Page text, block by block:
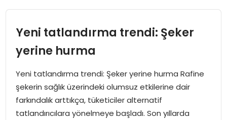
EKONOMI
SIYASET
TEKNOLOJI
EĞITIM
Yeni tatlandırma trendi: Şeker
yerine hurma
Yeni tatlandırma trendi: Şeker yerine hurma Rafine
şekerin sağlık üzerindeki olumsuz etkilerine dair
farkındalık arttıkça, tüketiciler alternatif
tatlandırıcılara yönelmeye başladı. Son yıllarda